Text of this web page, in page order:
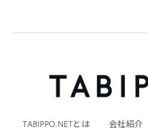
TABIPPO.NETとは 会社紹介